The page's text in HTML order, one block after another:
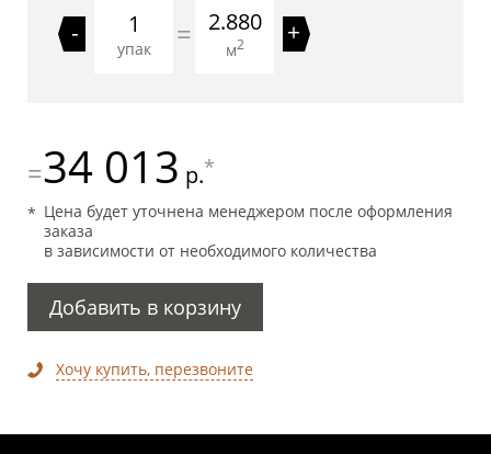
-
упак = 2.880
м2 +
=34 013 р.*
Цена будет уточнена менеджером после оформления
заказа
в зависимости от необходимого количества
Добавить в корзину
Хочу купить, перезвоните